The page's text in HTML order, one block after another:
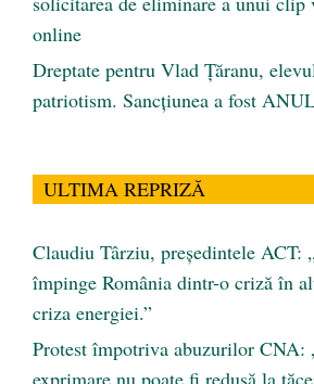
online
Dreptate pentru Vlad Țăranu,
patriotism. Sancțiunea a fost
ULTIMA REPRIZĂ
Claudiu Târziu, președintele ACT:
împinge România dintr-o criză în
criza energiei.”
Protest împotriva abuzurilor CNA:
exprimare nu poate fi redusă la